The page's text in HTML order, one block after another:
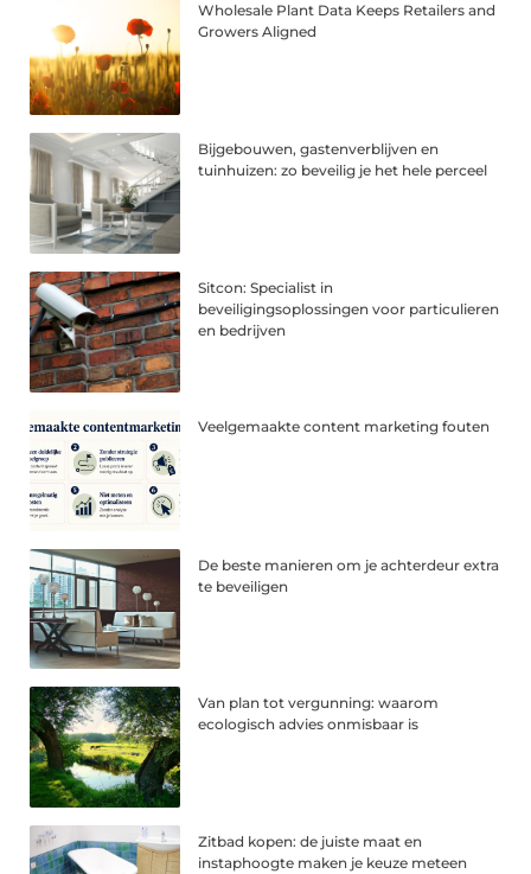
Wholesale Plant Data Keeps Retailers and
Growers Aligned
Bijgebouwen, gastenverblijven en
tuinhuizen: zo beveilig je het hele perceel
Sitcon: Specialist in
beveiligingsoplossingen voor particulieren
en bedrijven
Veelgemaakte content marketing fouten
De beste manieren om je achterdeur extra
te beveiligen
Van plan tot vergunning: waarom
ecologisch advies onmisbaar is
Zitbad kopen: de juiste maat en
instaphoogte maken je keuze meteen